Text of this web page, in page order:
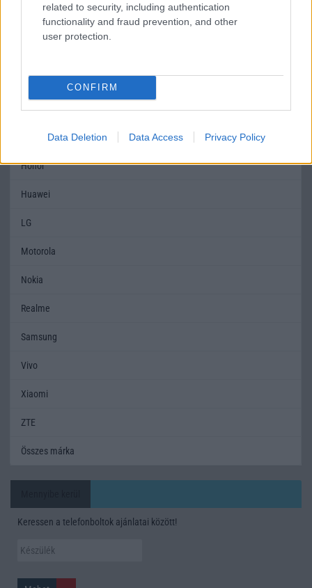
related to security, including authentication
functionality and fraud prevention, and other
user protection.
CONFIRM
Data Deletion Data Access Privacy Policy
Védelem IP68
Limited Edition
Honor
Huawei
LG
Motorola
Nokia
Realme
Samsung
Vivo
Xiaomi
ZTE
Összes márka
Keressen a telefonboltok ajánlatai között!